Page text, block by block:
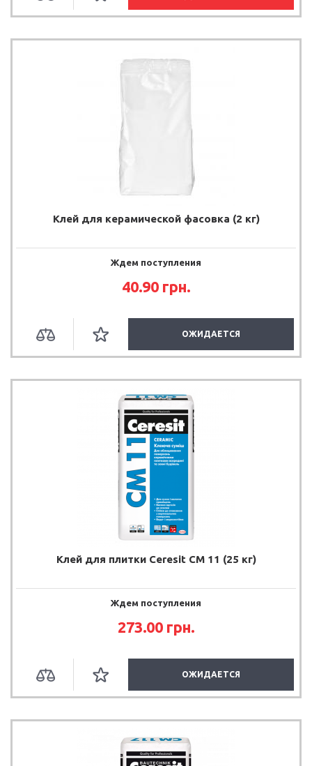
Клей для керамической фасовка (2 кг)
Ждем поступления
40.90 грн.
ОЖИДАЕТСЯ
Клей для плитки Ceresit CM 11 (25 кг)
Ждем поступления
273.00 грн.
ОЖИДАЕТСЯ